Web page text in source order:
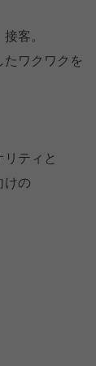
客。
ワクワクを
ティと
けの